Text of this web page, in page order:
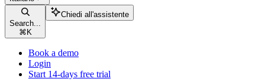
Search...
⌘ K
Chiedi all'assistente
Book a demo
Login
Start 14-days free trial